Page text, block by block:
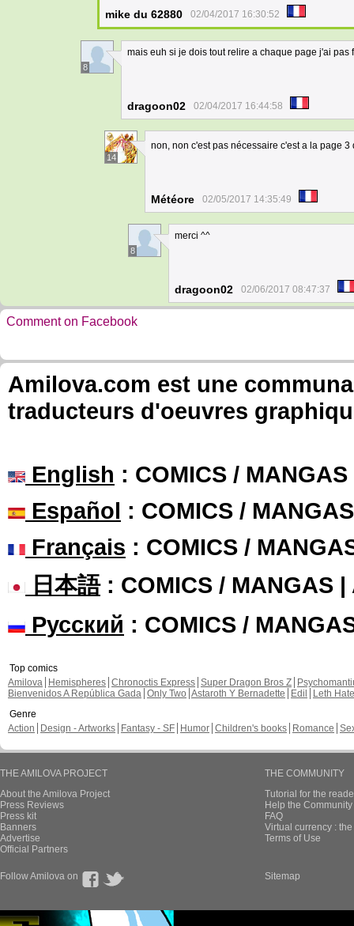
mike du 62880 02/04/2017 16:30:52
8
mais euh si je dois tout relire a chaque page j'ai pas
dragoon02 02/04/2017 16:44:58
14
non, non c'est pas nécessaire c'est a la page
Météore 02/05/2017 14:35:49
8
merci ^^
dragoon02 02/06/2017 08:47:37
Comment on Facebook
Amilova.com est une
traducteurs d'oeuvres
English : COMICS /
Español : COMICS /
Français : COMICS /
日本語: COMICS / MANGAS |
Русский : COMICS /
Top comics
Amilova
Hemispheres Chronoctis Express Super Dragon Bros Z
Bienvenidos A República Gada Only Two Astaroth Y Bernadette Edil
Leth Hate
Genre
Action
Design - Artworks Fantasy - SF Humor Children's books Romance
THE AMILOVA PROJECT
About the Amilova Project
Press Reviews
Press kit
Banners
Advertise
Official Partners
THE COMMUNITY
Tutorial for the
Help the
FAQ
Virtual currency :
Terms of Use
Follow Amilova on Sitemap